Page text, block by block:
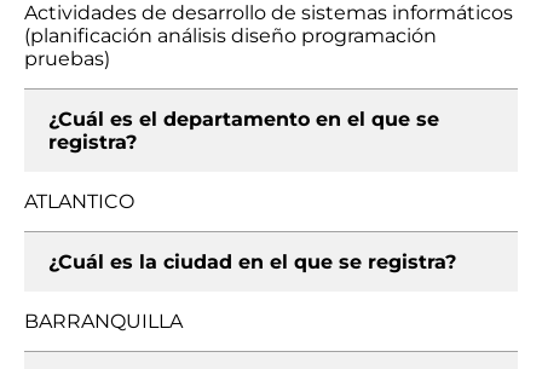
Actividades de desarrollo de sistemas informáticos
(planificación análisis diseño programación
pruebas)
¿Cuál es el departamento en el que se
registra?
ATLANTICO
¿Cuál es la ciudad en el que se registra?
BARRANQUILLA